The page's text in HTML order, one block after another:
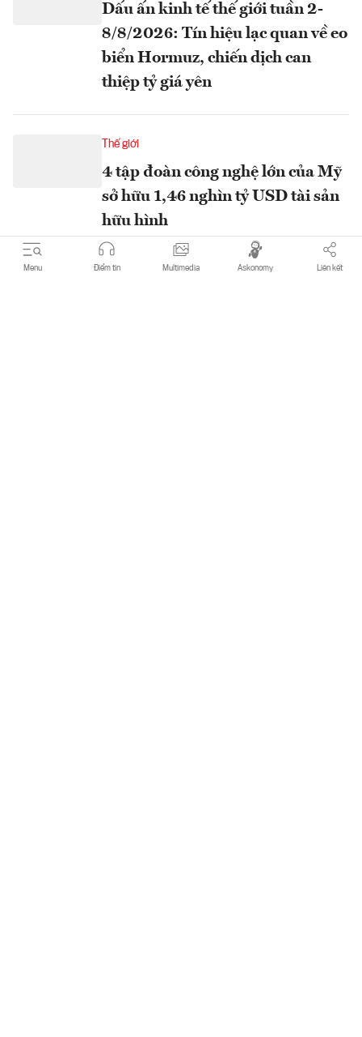
Menu Điểm tin Multimedia Askonomy Liên kết
Dấu ấn kinh tế thế giới tuần 2-
8/8/2026: Tín hiệu lạc quan về eo
biển Hormuz, chiến dịch can
thiệp tỷ giá yên
Thế giới
4 tập đoàn công nghệ lớn của Mỹ
sở hữu 1,46 nghìn tỷ USD tài sản
hữu hình